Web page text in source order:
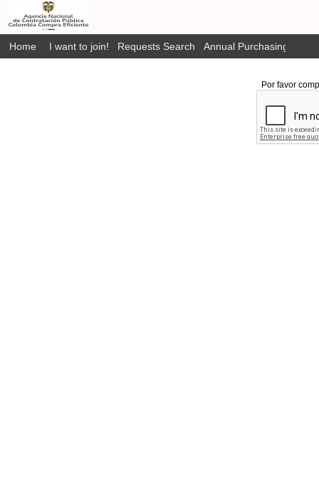
Home I want to join! Requests Search Annual Purchasing Plan
Por favor